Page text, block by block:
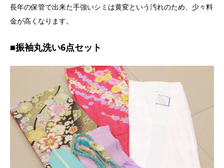
長年の保管で出来た手強いシミは黄変という汚れのため、少々料
金が高くなります。
■振袖丸洗い6点セット